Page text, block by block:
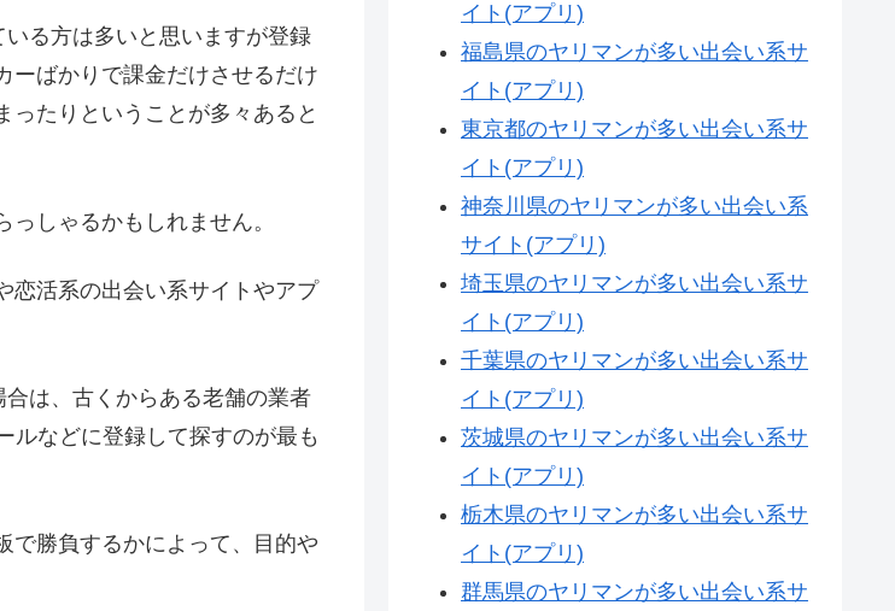
る方は多いと思いますが登録
ーばかりで課金だけさせるだけ
ったりということが多々あると
しゃるかもしれません。
恋活系の出会い系サイトやアプ
は、古くからある老舗の業者
ルなどに登録して探すのが最も
で勝負するかによって、目的や
イト(アプリ)
福島県のヤリマンが多い出会い系サ
イト(アプリ)
東京都のヤリマンが多い出会い系サ
イト(アプリ)
神奈川県のヤリマンが多い出会い系
サイト(アプリ)
埼玉県のヤリマンが多い出会い系サ
イト(アプリ)
千葉県のヤリマンが多い出会い系サ
イト(アプリ)
茨城県のヤリマンが多い出会い系サ
イト(アプリ)
栃木県のヤリマンが多い出会い系サ
イト(アプリ)
群馬県のヤリマンが多い出会い系サ